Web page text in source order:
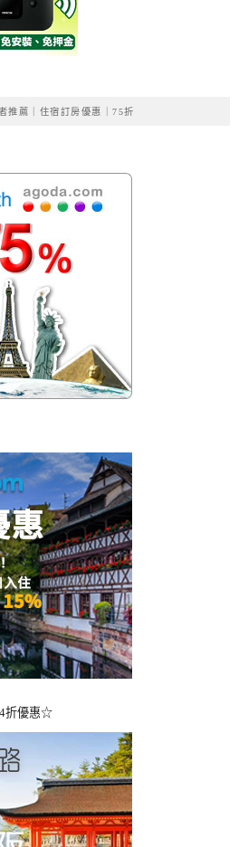
推薦｜住宿訂房優惠｜75折
折優惠☆